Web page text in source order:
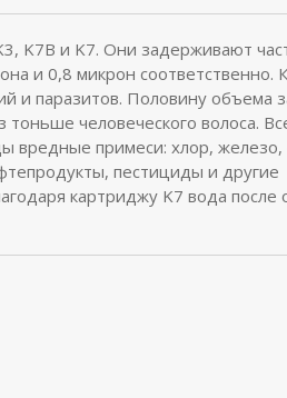
K7B и K7. Они задерживают
и 0,8 микрон соответственно.
и паразитов. Половину объема
человеческого волоса.
вредные примеси: хлор, железо,
пестициды и другие
картриджу K7 вода после